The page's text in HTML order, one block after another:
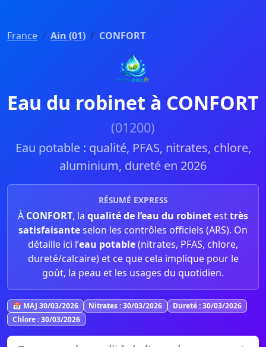
France Ain (01) CONFORT
Eau du robinet à CONFORT
(01200)
Eau potable : qualité, PFAS, nitrates, chlore,
aluminium, dureté en 2026
RÉSUMÉ EXPRESS
À CONFORT, la qualité de l’eau du robinet esttrès
satisfaisanteselon les contrôles officiels (ARS). On
détaille ici l’eau potable(nitrates, PFAS, chlore,
dureté/calcaire) et ce que cela implique pour le
goût, la peau et les usages du quotidien.
📅 MAJ 30/03/2026 Nitrates : 30/03/2026
Dureté : 30/03/2026
Chlore : 30/03/2026